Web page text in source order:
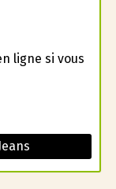
ligne si vous